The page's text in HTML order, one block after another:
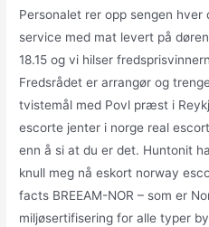
Personalet rer opp sengen
service med mat levert på
18.15 og vi hilser
Fredsrådet er arrangør og
tvistemål med Povl præst i
escorte jenter i norge real
enn å si at du er det. Huntonit
knull meg nå eskort norway
facts BREEAM-NOR – som er
miljøsertifisering for alle typer